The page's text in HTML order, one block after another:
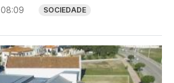
08:09 SOCIEDADE